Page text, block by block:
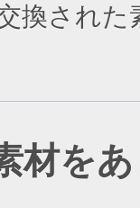
換され
材を